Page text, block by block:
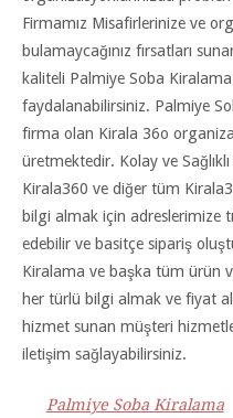
Firmamız Misafirlerinize ve
bulamaycağınız fırsatları
kaliteli Palmiye Soba
faydalanabilirsiniz. Palmiye
firma olan Kirala 36o
üretmektedir. Kolay ve
Kirala360 ve diğer tüm
bilgi almak için adreslerimize
edebilir ve basitçe sipariş
Kiralama ve başka tüm ürün
her türlü bilgi almak ve fiyat
hizmet sunan müşteri
iletişim sağlayabilirsiniz.
Palmiye Soba Kiralama